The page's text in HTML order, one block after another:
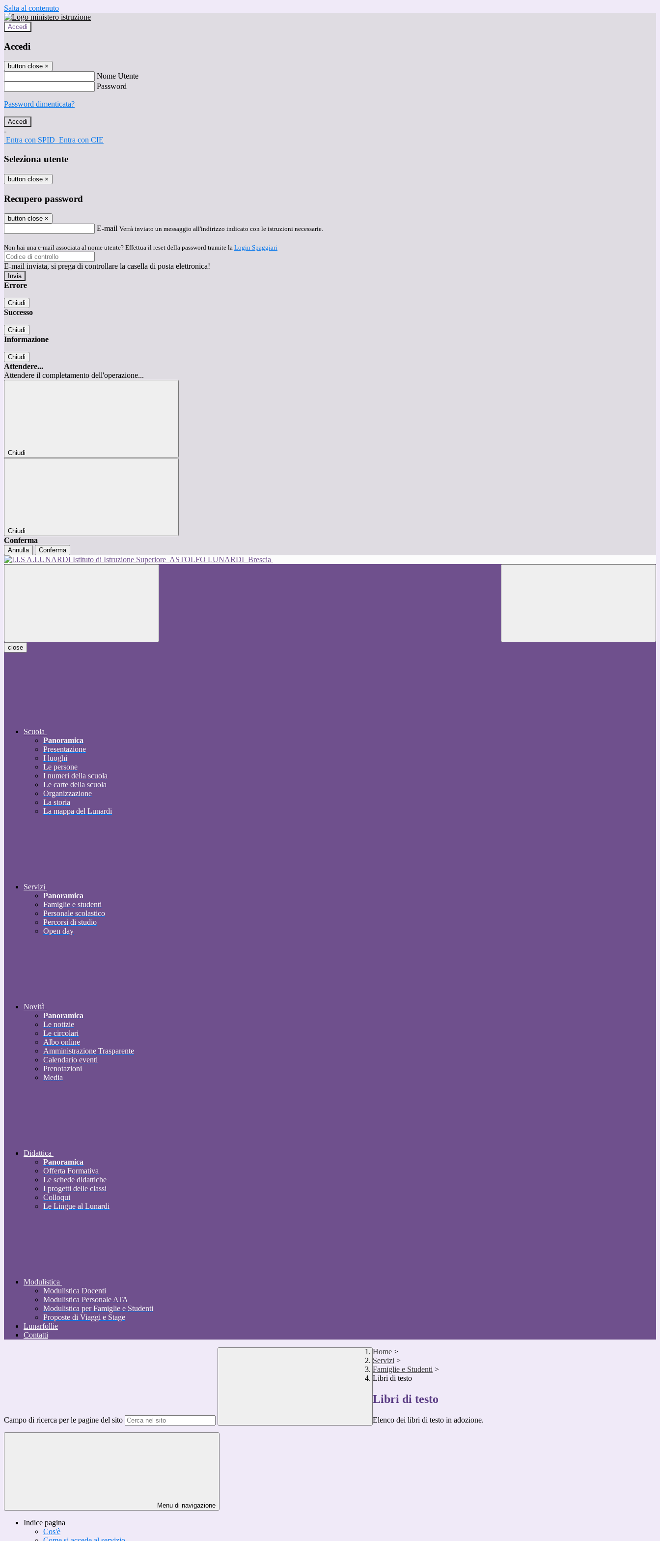
Salta al contenuto
Accedi
Accedi
button close ×
Nome Utente
Password
Password dimenticata?
-
Entra con SPID Entra con CIE
Seleziona utente
button close ×
Recupero password
button close ×
E-mail Verrà inviato un messaggio all'indirizzo indicato con le istruzioni necessarie.
Non hai una e-mail associata al nome utente? Effettua il reset della password tramite la Login Spaggiari
E-mail inviata, si prega di controllare la casella di posta elettronica!
Errore
Chiudi
Successo
Chiudi
Informazione
Chiudi
Attendere...
Attendere il completamento dell'operazione...
Chiudi
Chiudi
Conferma
Annulla Conferma
Istituto di Istruzione Superiore ASTOLFO LUNARDI Brescia
close
Scuola
Panoramica
Presentazione
I luoghi
Le persone
I numeri della scuola
Le carte della scuola
Organizzazione
La storia
La mappa del Lunardi
Servizi
Panoramica
Famiglie e studenti
Personale scolastico
Percorsi di studio
Open day
Novità
Panoramica
Le notizie
Le circolari
Albo online
Amministrazione Trasparente
Calendario eventi
Prenotazioni
Media
Didattica
Panoramica
Offerta Formativa
Le schede didattiche
I progetti delle classi
Colloqui
Le Lingue al Lunardi
Modulistica
Modulistica Docenti
Modulistica Personale ATA
Modulistica per Famiglie e Studenti
Proposte di Viaggi e Stage
Lunarfollie
Contatti
Campo di ricerca per le pagine del sito
Home >
Servizi >
Famiglie e Studenti >
Libri di testo
Libri di testo
Elenco dei libri di testo in adozione.
Menu di navigazione
Indice pagina
Cos'è